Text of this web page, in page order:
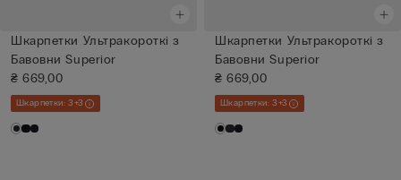
Шкарпетки Ультракороткі з
Бавовни Superior
₴ 669,00
Шкарпетки: 3+3
Шкарпетки Ультракороткі з
Бавовни Superior
₴ 669,00
Шкарпетки: 3+3